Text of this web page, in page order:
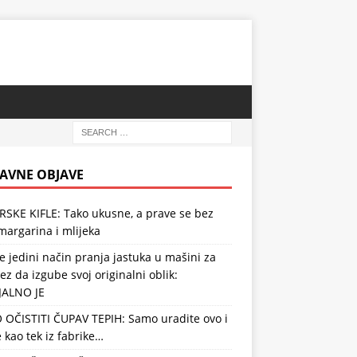
OBJAVE
KIFLE: Tako ukusne, a prave se bez
i mlijeka
jedini način pranja jastuka u mašini za
da izgube svoj originalni oblik:
JE
OČISTITI ČUPAV TEPIH: Samo uradite ovo i
kao tek iz fabrike…